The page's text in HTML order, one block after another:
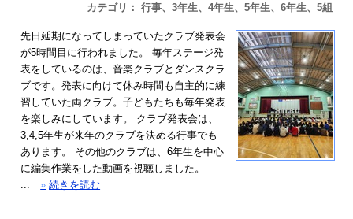
カテゴリ： 行事、3年生、4年生、5年生、6年生、5組
先日延期になってしまっていたクラブ発表会
が5時間目に行われました。 毎年ステージ発
表をしているのは、音楽クラブとダンスクラ
ブです。発表に向けて休み時間も自主的に練
習していた両クラブ。子どもたちも毎年発表
を楽しみにしています。 クラブ発表会は、
3,4,5年生が来年のクラブを決める行事でも
あります。 その他のクラブは、6年生を中心
に編集作業をした動画を視聴しました。
...
» 続きを読む